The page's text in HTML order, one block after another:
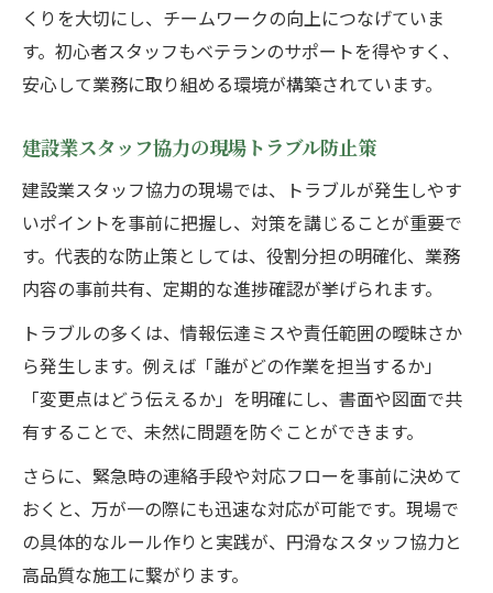
方
現場に馴染む建設業スタッフ選びの秘訣
建設業スタッフ協力で現場に馴染む選定基
口コミや評判で見極めるスタッフ協力の質
建設業スタッフ協力で重要な相性と対応力
現場写真や実績から分かるスタッフ協力の
信頼性
スタッフ協力を活かす現場用語「あんこ」
の意味
建設業マッチングサイト活用で人材課題解決へ
建設業スタッフ協力に役立つマッチングサ
イト比較
口コミで選ぶ建設業マッチングサイトの活
用術
マッチングアプリで効率的に建設業スタッ
フ協力
くりを大切にし、チームワークの向上につなげていま
す。初心者スタッフもベテランのサポートを得やすく、
安心して業務に取り組める環境が構築されています。
建設業スタッフ協力の現場トラブル防止策
建設業スタッフ協力の現場では、トラブルが発生しやす
いポイントを事前に把握し、対策を講じることが重要で
す。代表的な防止策としては、役割分担の明確化、業務
内容の事前共有、定期的な進捗確認が挙げられます。
トラブルの多くは、情報伝達ミスや責任範囲の曖昧さか
ら発生します。例えば「誰がどの作業を担当するか」
「変更点はどう伝えるか」を明確にし、書面や図面で共
有することで、未然に問題を防ぐことができます。
さらに、緊急時の連絡手段や対応フローを事前に決めて
おくと、万が一の際にも迅速な対応が可能です。現場で
の具体的なルール作りと実践が、円滑なスタッフ協力と
高品質な施工に繋がります。